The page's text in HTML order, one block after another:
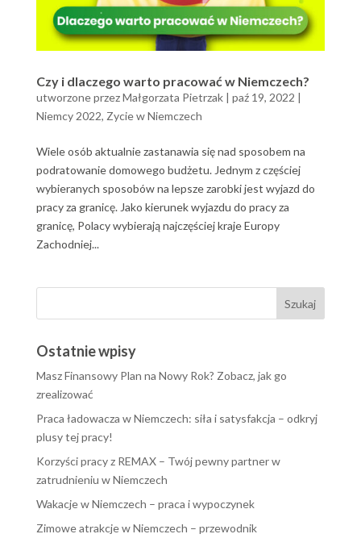
Czy i dlaczego warto pracować w Niemczech?
utworzone przezMałgorzata Pietrzak| paź 19, 2022 |
Niemcy 2022, Zycie w Niemczech
Wiele osób aktualnie zastanawia się nad sposobem na
podratowanie domowego budżetu. Jednym z częściej
wybieranych sposobów na lepsze zarobki jest wyjazd do
pracy za granicę. Jako kierunek wyjazdu do pracy za
granicę, Polacy wybierają najczęściej kraje Europy
Zachodniej...
Ostatnie wpisy
Masz Finansowy Plan na Nowy Rok? Zobacz, jak go
zrealizować
Praca ładowacza w Niemczech: siła i satysfakcja – odkryj
plusy tej pracy!
Korzyści pracy z REMAX – Twój pewny partner w
zatrudnieniu w Niemczech
Wakacje w Niemczech – praca i wypoczynek
Zimowe atrakcje w Niemczech – przewodnik